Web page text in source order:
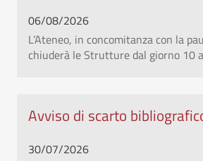
06/08/2026
L’Ateneo, in concomitanza con la
chiuderà le Strutture dal giorno 10
Avviso di scarto
30/07/2026